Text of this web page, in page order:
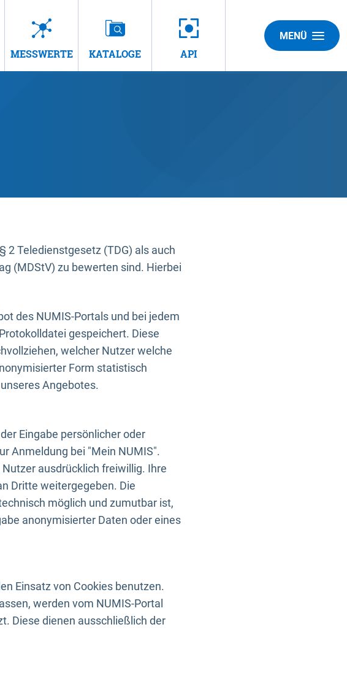
MESSWERTE KATALOGE API
MENÜ
2 Teledienstgesetz (TDG) als auch
(MDStV) zu bewerten sind. Hierbei
des NUMIS-Portals und bei jedem
gespeichert. Diese
welcher Nutzer welche
Form statistisch
Angebotes.
Eingabe persönlicher oder
Anmeldung bei "Mein NUMIS".
ausdrücklich freiwillig. Ihre
Dritte weitergegeben. Die
möglich und zumutbar ist,
anonymisierter Daten oder eines
Einsatz von Cookies benutzen.
werden vom NUMIS-Portal
Diese dienen ausschließlich der